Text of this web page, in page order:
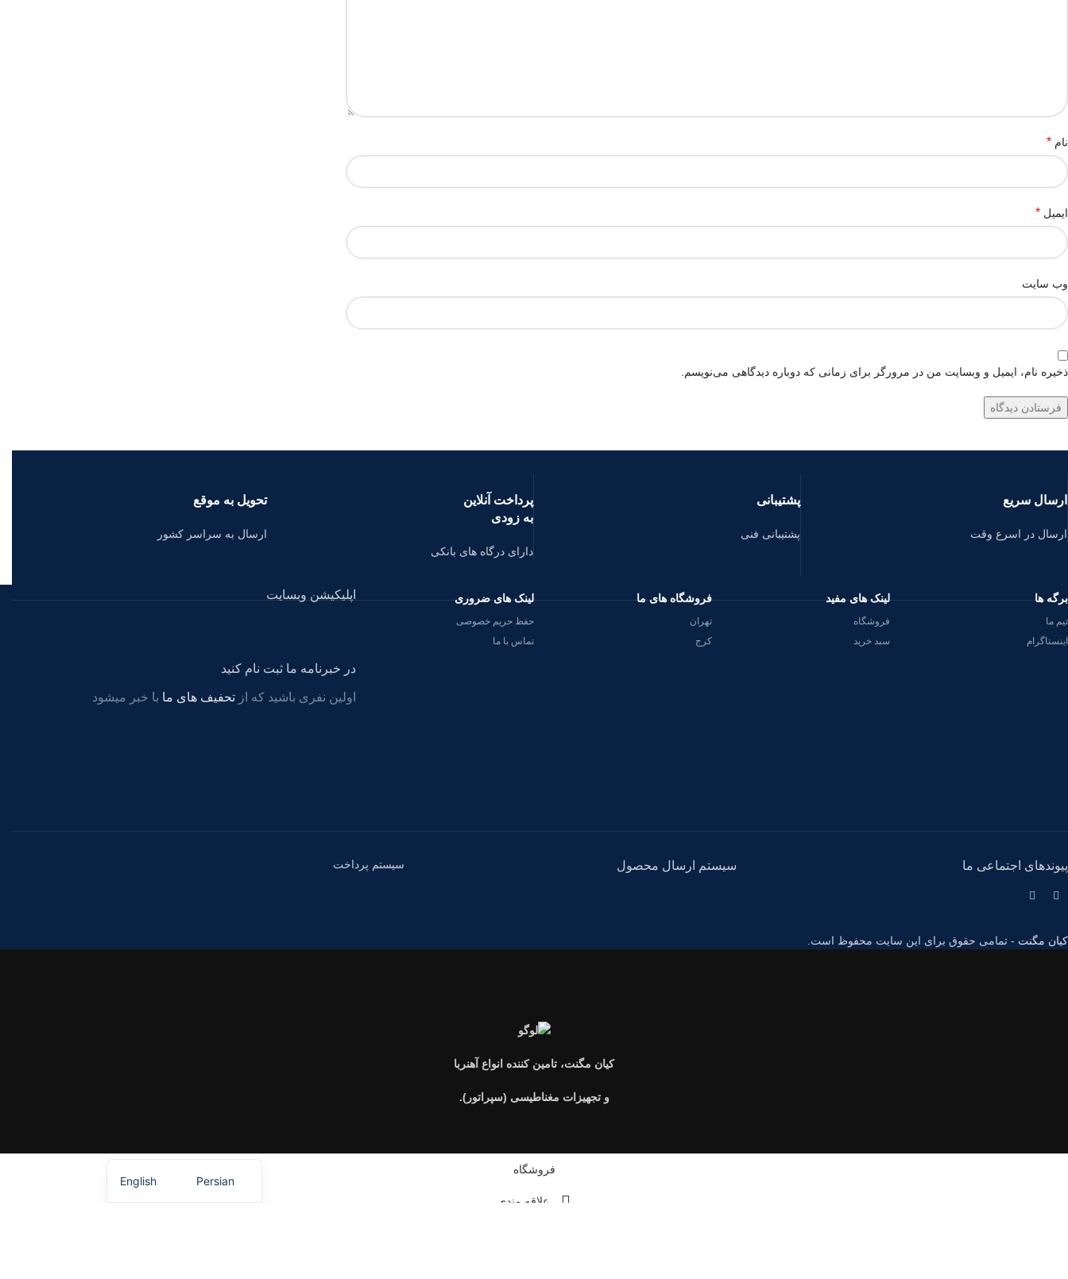
نام *
ایمیل *
وب‌ سایت
ذخیره نام، ایمیل و وبسایت من در مرورگر برای زمانی که دوباره دیدگاهی می‌نویسم.
ارسال سریع
ارسال در اسرع وقت
پشتیبانی
پشتیبانی فنی
پرداخت آنلاین
به زودی
دارای درگاه های بانکی
تحویل به موقع
ارسال به سراسر کشور
برگه ها
تیم ما
اینستاگرام
لینک های مفید
فروشگاه
سبد خرید
فروشگاه های ما
تهران
کرج
لینک های ضروری
حفظ حریم خصوصی
تماس با ما
اپلیکیشن وبسایت
در خبرنامه ما ثبت نام کنید
اولین نفری باشید که از تحفیف های ما با خبر میشود
سیستم پرداخت سیستم ارسال محصول پیوندهای اجتماعی ما
کیان مگنت - تمامی حقوق برای این سایت محفوظ است.
کیان مگنت، تامین کننده انواع آهنربا
و تجهیزات مغناطیسی (سپراتور).
فروشگاه
علاقه مندی
Persian
English